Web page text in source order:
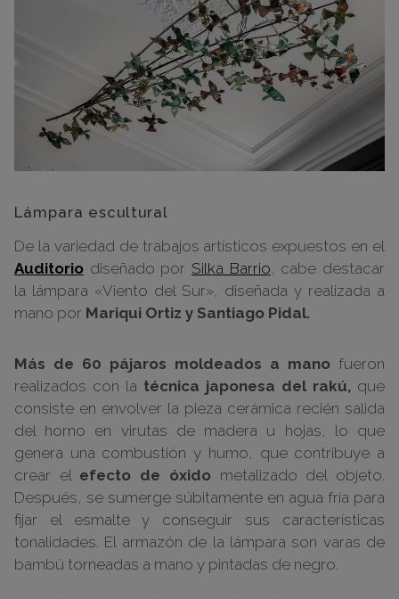
Lámpara escultural
De la variedad de trabajos artísticos expuestos en el
Auditorio diseñado por Silka Barrio, cabe destacar
la lámpara «Viento del Sur», diseñada y realizada a
mano por Mariqui Ortiz y Santiago Pidal.
Más de 60 pájaros moldeados a mano fueron
realizados con la técnica japonesa del rakú, que
consiste en envolver la pieza cerámica recién salida
del horno en virutas de madera u hojas, lo que
genera una combustión y humo, que contribuye a
crear el efecto de óxidometalizado del objeto.
Después, se sumerge súbitamente en agua fría para
fijar el esmalte y conseguir sus características
tonalidades. El armazón de la lámpara son varas de
bambú torneadas a mano y pintadas de negro.